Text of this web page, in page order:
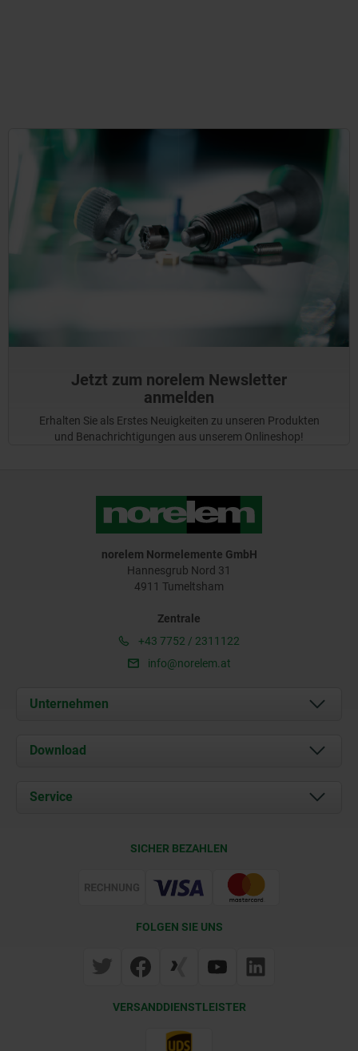
Jetzt zum norelem Newsletter
anmelden
Erhalten Sie als Erstes Neuigkeiten zu unseren Produkten
und Benachrichtigungen aus unserem Onlineshop!
norelem Normelemente GmbH
Hannesgrub Nord 31
4911 Tumeltsham
Zentrale
+43 7752 / 2311122
info@norelem.at
Unternehmen
Über uns
Kontakt
Download
Dokumente
Service
SICHER BEZAHLEN
FOLGEN SIE UNS
VERSANDDIENSTLEISTER